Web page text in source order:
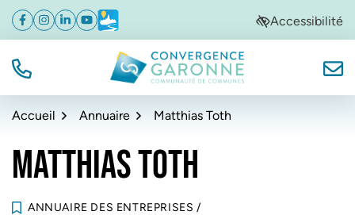
Aller
navigation
Aller
au
Aller
au
de
Facebook
(ouverture dans un nouvel onglet)
Instagram
(ouverture dans un nouvel onglet)
Linkedin
(ouverture dans un nouvel onglet)
YouTube
(ouverture dans un nouvel onglet)
Météo
(ouverture dans un nouvel onglet)Accessibilité
TÉL. Convergence Garonne
Accueil Annuaire Matthias Toth
MATTHIAS TOTH
ANNUAIRE DES ENTREPRISES /